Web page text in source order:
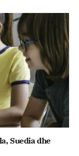
Suedia dhe